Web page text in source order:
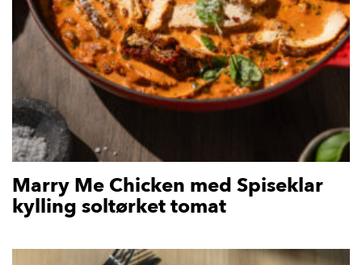
Marry Me Chicken med Spiseklar
kylling soltørket tomat